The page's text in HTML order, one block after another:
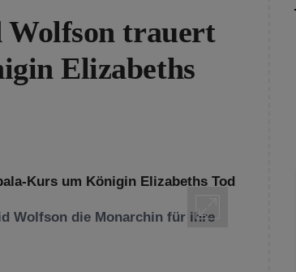
Wolfson trauert
Elizabeths
Wolfson die Monarchin für ihre